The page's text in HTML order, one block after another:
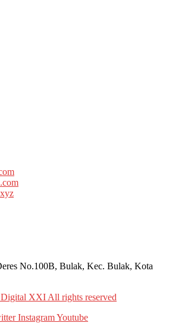
No.100B, Bulak, Kec. Bulak, Kota
XXI All rights reserved
InstagramYoutube